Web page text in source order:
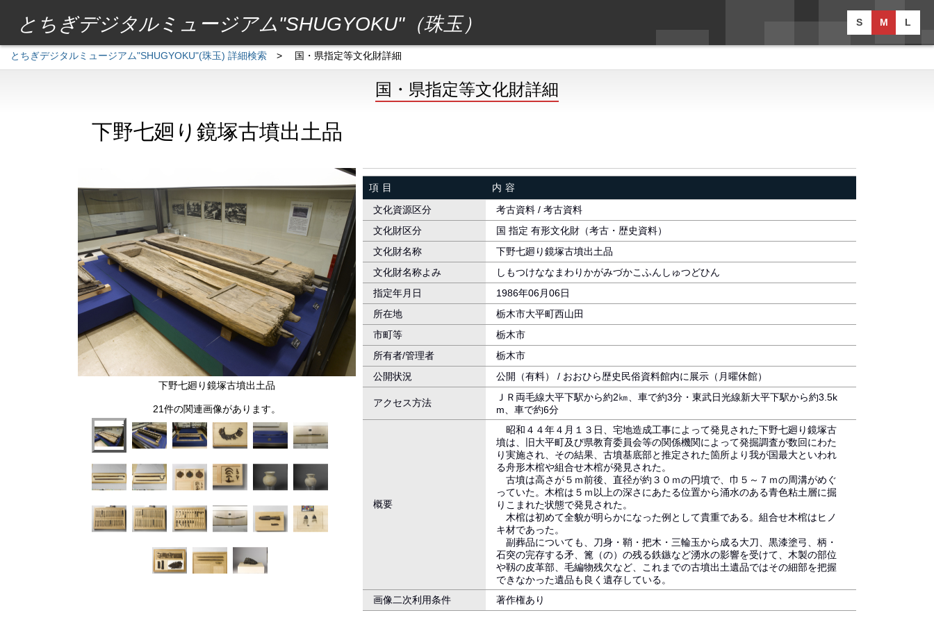
S M L
とちぎデジタルミュージアム"SHUGYOKU"（珠玉）
とちぎデジタルミュージアム"SHUGYOKU"(珠玉) 詳細検索 > 国・県指定等文化財詳細
国・県指定等文化財詳細
下野七廻り鏡塚古墳出土品
下野七廻り鏡塚古墳出土品
21件の関連画像があります。
項目
内容
文化資源区分
考古資料 / 考古資料
文化財区分
国 指定 有形文化財（考古・歴史資料）
文化財名称
下野七廻り鏡塚古墳出土品
文化財名称よみ
しもつけななまわりかがみづかこふんしゅつどひん
指定年月日
1986年06月06日
所在地
栃木市大平町西山田
市町等
栃木市
所有者/管理者
栃木市
公開状況
公開（有料） / おおひら歴史民俗資料館内に展示（月曜休館）
アクセス方法
ＪＲ両毛線大平下駅から約2㎞、車で約3分・東武日光線新大平下駅から約3.5k
m、車で約6分
概要
昭和４４年４月１３日、宅地造成工事によって発見された下野七廻り鏡塚古
墳は、旧大平町及び県教育委員会等の関係機関によって発掘調査が数回にわた
り実施され、その結果、古墳基底部と推定された箇所より我が国最大といわれ
る舟形木棺や組合せ木棺が発見された。
古墳は高さが５ｍ前後、直径が約３０ｍの円墳で、巾５～７ｍの周溝がめぐ
っていた。木棺は５ｍ以上の深さにあたる位置から涌水のある青色粘土層に掘
りこまれた状態で発見された。
木棺は初めて全貌が明らかになった例として貴重である。組合せ木棺はヒノ
キ材であった。
副葬品についても、刀身・鞘・把木・三輪玉から成る大刀、黒漆塗弓、柄・
石突の完存する矛、篦（の）の残る鉄鏃など湧水の影響を受けて、木製の部位
や靱の皮革部、毛編物残欠など、これまでの古墳出土遺品ではその細部を把握
できなかった遺品も良く遺存している。
画像二次利用条件
著作権あり